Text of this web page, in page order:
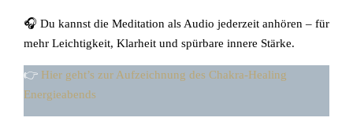
🎧 Du kannst die Meditation als Audio jederzeit anhören – für
mehr Leichtigkeit, Klarheit und spürbare innere Stärke.
👉 Hier geht’s zur Aufzeichnung des Chakra-Healing
Energieabends